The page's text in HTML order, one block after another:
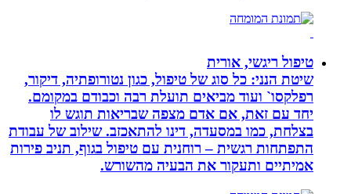
טיפול ריגשי, אורית
שיטת הנני: כל סוג של טיפול, כגון נטורופתיה, דיקור,
רפלקסו` ועוד מביאים תועלת רבה וכבודם במקומם.
יחד עם זאת, אם אדם מצפה שבריאות תוגש לו
בצלחת, כמו במסעדה, דינו להתאכזב. שילוב של עבודת
התפתחות רגשית – רוחנית עם טיפול בגוף, תניב פירות
אמיתיים ותעקור את הבעיה מהשורש.